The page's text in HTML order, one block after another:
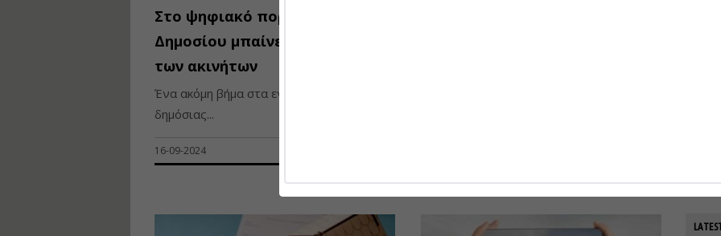
Στο ψηφιακό πορτοφόλι του
Δημοσίου μπαίνει η ταυτότητα
των ακινήτων
Ένα ακόμη βήμα στα ενδότερα της
δημόσιας...
16-09-2024